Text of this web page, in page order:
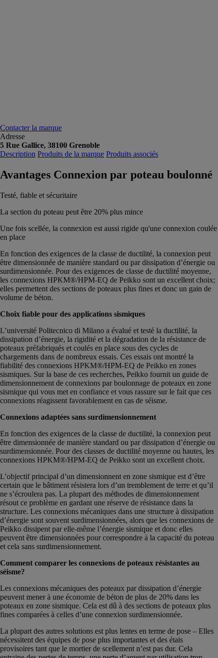
Contacter la marque
Adresse
5 Rue Gallice, 38100 Grenoble
Description Produits de la marque Produits associés
Avantages Connexion par poteau boulonné
Testé, fiable et sécuritaire
La section du poteau peut être 20% plus mince
Une fois scellée, la connexion est aussi rigide qu'une connexion coulée
en place
En fonction des exigences de la classe de ductilité, la connexion peut
être dimensionnée de manière standard ou par dissipation d’énergie ou
surdimensionnée. Pour des exigences de classe de ductilité moyenne,
les connexions HPKM®/HPM-EQ de Peikko sont un excellent choix;
elles permettent des sections de poteaux plus fines et donc un gain de
volume de béton.
Choix fiable pour des applications sismiques
L’université Politecnico di Milano a évalué et testé la ductilité, la
dissipation d’énergie, la rigidité et la dégradation de la résistance de
poteaux préfabriqués et coulés en place sous des cycles de
chargements dans de nombreux essais. Ces essais ont montré la
fiabilité des connexions HPKM®/HPM-EQ de Peikko en zones
sismiques. Sur la base de ces recherches, Peikko fournit un guide de
dimensionnement de connexions par boulonnage de poteaux en zone
sismique qui vous met en confiance et vous rassure sur le fait que ces
connexions réagissent favorablement en cas de séisme.
Connexions adaptées sans surdimensionnement
En fonction des exigences de la classe de ductilité, la connexion peut
être dimensionnée de manière standard ou par dissipation d’énergie ou
surdimensionnée. Pour des classes de ductilité moyenne ou hautes, les
connexions HPKM®/HPM-EQ de Peikko sont un excellent choix.
L’objectif principal d’un dimensionnent en zone sismique est d’être
certain que le bâtiment résistera lors d’un tremblement de terre et qu’il
ne s’écroulera pas. La plupart des méthodes de dimensionnement
résout ce problème en gardant une réserve de résistance dans la
structure. Les connexions mécaniques dans une structure à dissipation
d’énergie sont souvent surdimensionnées, alors que les connexions de
Peikko dissipent par elle-même l’énergie sismique et donc elles
peuvent être dimensionnées pour correspondre à la capacité du poteau
et cela sans surdimensionnement.
Comment comparer les connexions de poteaux résistantes au
séisme?
Les connexions mécaniques des poteaux par dissipation d’énergie
peuvent mener à une économie de béton de plus de 20% dans les
poteaux en zone sismique. Cela est dû à des sections de poteaux plus
fines comparées à celles d’une connexion surdimensionnée.
La plupart des autres solutions est plus lentes en terme de pose – Elles
nécessitent des équipes de pose plus importantes et des étais
provisoires tant que le mortier de scellement n’est pas dur. Cela